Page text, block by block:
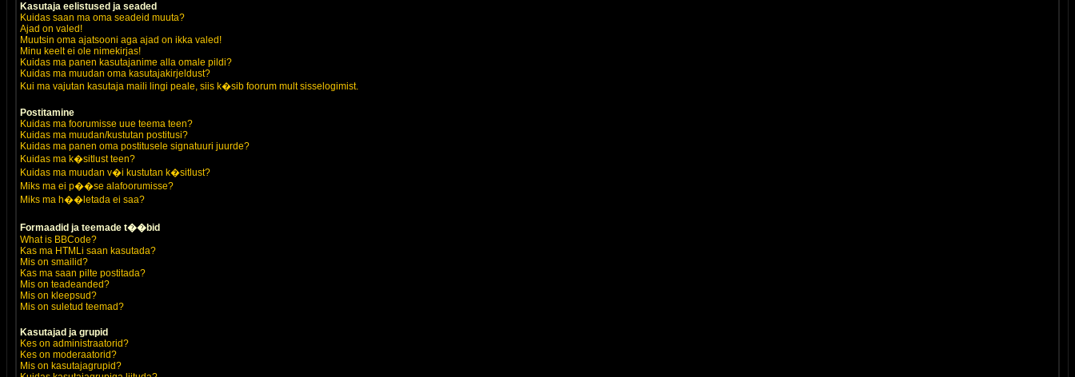
Kasutaja eelistused ja seaded
Kuidas saan ma oma seadeid muuta?
Ajad on valed!
Muutsin oma ajatsooni aga ajad on ikka valed!
Minu keelt ei ole nimekirjas!
Kuidas ma panen kasutajanime alla omale pildi?
Kuidas ma muudan oma kasutajakirjeldust?
Kui ma vajutan kasutaja maili lingi peale, siis k�sib foorum mult sisselogimist.
Postitamine
Kuidas ma foorumisse uue teema teen?
Kuidas ma muudan/kustutan postitusi?
Kuidas ma panen oma postitusele signatuuri juurde?
Kuidas ma k�sitlust teen?
Kuidas ma muudan v�i kustutan k�sitlust?
Miks ma ei p��se alafoorumisse?
Miks ma h��letada ei saa?
Formaadid ja teemade t��bid
What is BBCode?
Kas ma HTMLi saan kasutada?
Mis on smailid?
Kas ma saan pilte postitada?
Mis on teadeanded?
Mis on kleepsud?
Mis on suletud teemad?
Kasutajad ja grupid
Kes on administraatorid?
Kes on moderaatorid?
Mis on kasutajagrupid?